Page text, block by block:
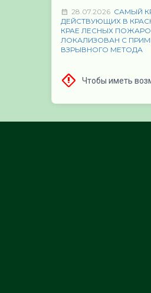
28.07.2026 САМЫЙ
ДЕЙСТВУЮЩИХ В
КРАЕ ЛЕСНЫХ
ЛОКАЛИЗОВАН С
ВЗРЫВНОГО МЕТОДА
Чтобы иметь